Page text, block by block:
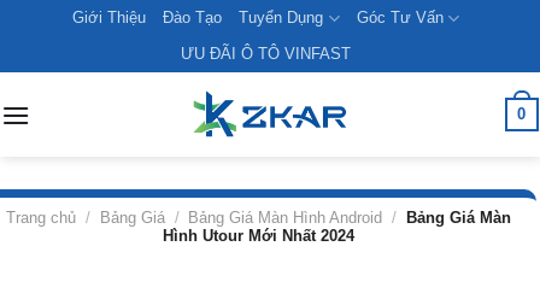
content
Giới Thiệu Đào Tạo Tuyển Dụng
Góc Tư Vấn
ƯU ĐÃI Ô TÔ VINFAST
0
Trang chủ / Bảng Giá / Bảng Giá Màn Hình Android /
Bảng Giá Màn
Hình Utour Mới Nhất 2024